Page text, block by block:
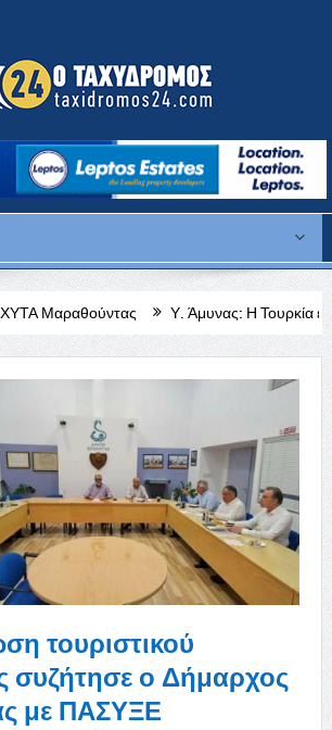
Υ. Άμυνας: Η Τουρκία είναι η τελευταία
τουριστικού
συζήτησε ο Δήμαρχος
με ΠΑΣΥΞΕ